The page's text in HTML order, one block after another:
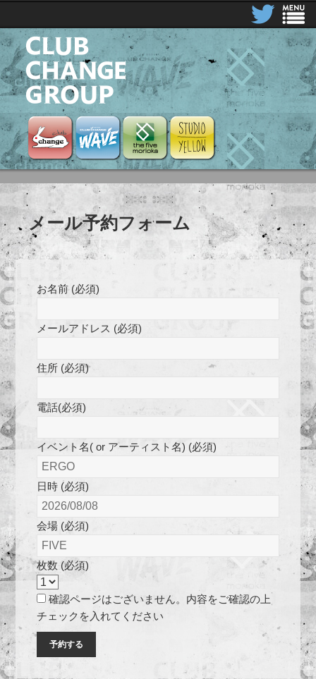
CLUB CHANGE GROUP
Club ChangeClub Change Wave
the five moriokaSTUDIO YELLOW
メール予約フォーム
お名前 (必須)
メールアドレス (必須)
住所 (必須)
電話(必須)
イベント名( or アーティスト名) (必須)
日時 (必須)
会場 (必須)
枚数 (必須)
確認ページはございません。内容をご確認の上
チェックを入れてください